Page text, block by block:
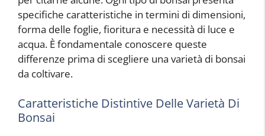
specifiche caratteristiche in termini di dimensioni,
forma delle foglie, fioritura e necessità di luce e
acqua. È fondamentale conoscere queste
differenze prima di scegliere una varietà di bonsai
da coltivare.
Caratteristiche Distintive Delle Varietà Di
Bonsai